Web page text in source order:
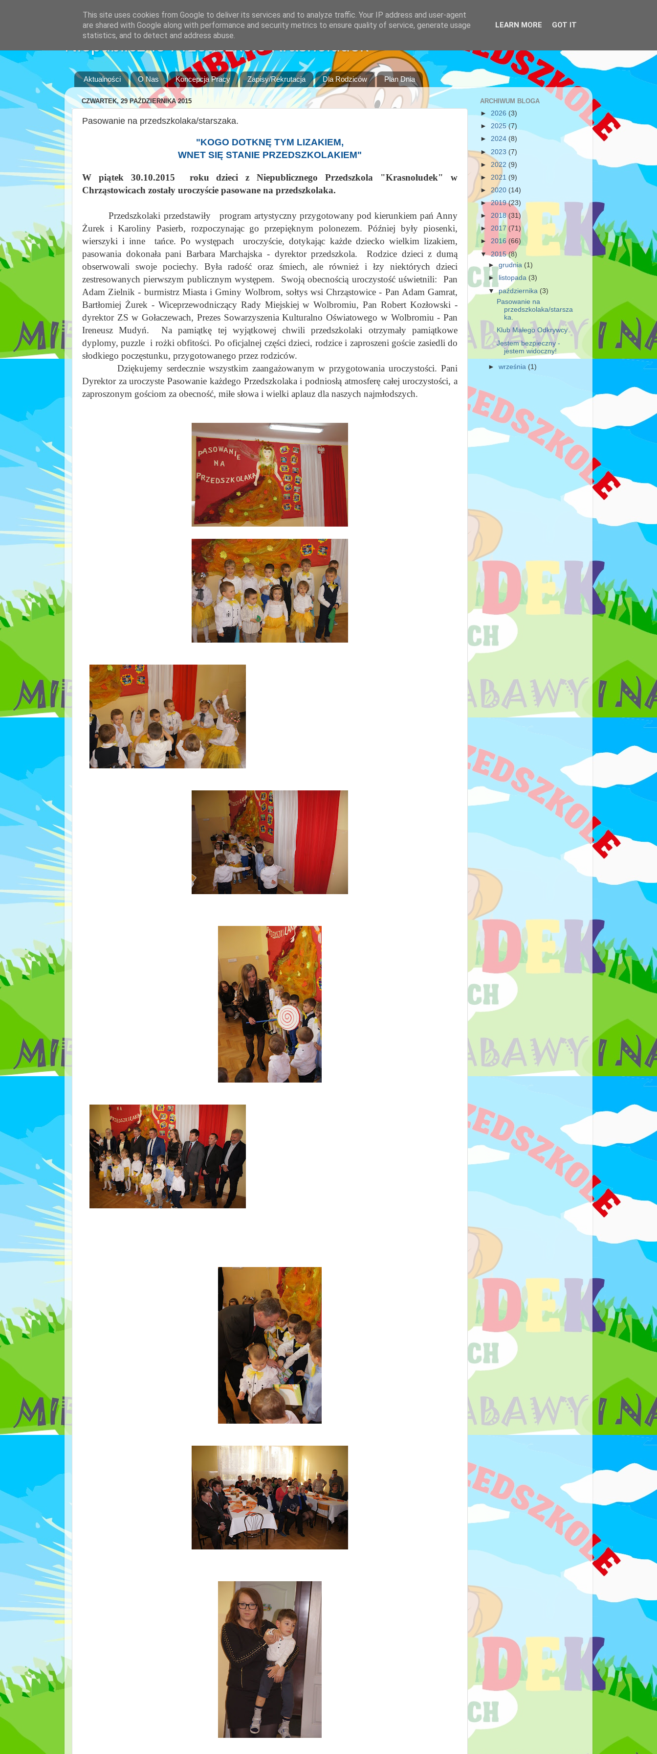
Niepubliczne Przedszkole Krasnoludek
Aktualności O Nas Koncepcja Pracy Zapisy/Rekrutacja Dla Rodziców Plan Dnia
CZWARTEK, 29 PAŹDZIERNIKA 2015
Pasowanie na przedszkolaka/starszaka.
"KOGO DOTKNĘ TYM LIZAKIEM,
WNET SIĘ STANIE PRZEDSZKOLAKIEM"
W piątek 30.10.2015 roku dzieci z Niepublicznego Przedszkola "Krasnoludek" w
Chrząstowicach zostały uroczyście pasowane na przedszkolaka.
Przedszkolaki przedstawiły program artystyczny przygotowany pod kierunkiem pań Anny
Żurek i Karoliny Pasierb, rozpoczynając go przepięknym polonezem. Później były piosenki,
wierszyki i inne tańce. Po występach uroczyście, dotykając każde dziecko wielkim lizakiem,
pasowania dokonała pani Barbara Marchajska - dyrektor przedszkola. Rodzice dzieci z dumą
obserwowali swoje pociechy. Była radość oraz śmiech, ale również i łzy niektórych dzieci
zestresowanych pierwszym publicznym występem. Swoją obecnością uroczystość uświetnili: Pan
Adam Zielnik - burmistrz Miasta i Gminy Wolbrom, sołtys wsi Chrząstowice - Pan Adam Gamrat,
Bartłomiej Żurek - Wiceprzewodniczący Rady Miejskiej w Wolbromiu, Pan Robert Kozłowski -
dyrektor ZS w Gołaczewach, Prezes Sowarzyszenia Kulturalno Oświatowego w Wolbromiu - Pan
Ireneusz Mudyń.
Na pamiątkę tej wyjątkowej chwili przedszkolaki otrzymały pamiątkowe
dyplomy, puzzle i rożki obfitości. Po oficjalnej części dzieci, rodzice i zaproszeni goście zasiedli do
słodkiego poczęstunku, przygotowanego przez rodziców.
Dziękujemy serdecznie wszystkim zaangażowanym w przygotowania uroczystości. Pani
Dyrektor za uroczyste Pasowanie każdego Przedszkolaka i podniosłą atmosferę całej uroczystości, a
zaproszonym gościom za obecność, miłe słowa i wielki aplauz dla naszych najmłodszych.
ARCHIWUM BLOGA
► 2026 (3)
► 2025(7)
► 2024 (8)
► 2023 (7)
► 2022 (9)
► 2021 (9)
► 2020 (14)
►2019(23)
► 2018 (31)
► 2017 (71)
► 2016 (66)
▼2015(8)
►grudnia (1)
►
listopada (3)
▼października (3)
Pasowanie na
przedszkolaka/starsza
ka.
Klub Małego Odkrywcy
Jestem bezpieczny -
jestem widoczny!
►września (1)
This site uses cookies from Google to deliver its services and to analyze traffic. Your IP address and user-agent
are shared with Google along with performance and security metrics to ensure quality of service, generate usage
statistics, and to detect and address abuse.
LEARN MORE GOT IT